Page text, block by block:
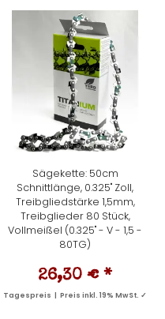
Sägekette: 50cm
Schnittlänge, 0.325" Zoll,
Treibgliedstärke 1,5mm,
Treibglieder 80 Stück,
Vollmeißel (0.325" - V - 1,5 -
80TG)
26,30 € *
Tagespreis | Preis inkl. 19% MwSt. ✓